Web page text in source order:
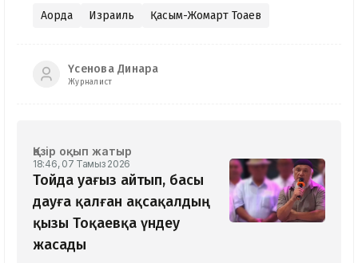
Ақорда Израиль Қасым-Жомарт Тоқаев
Үсенова Динара
Журналист
Қазір оқып жатыр
18:46, 07 Тамыз 2026
Тойда уағыз айтып, басы
дауға қалған ақсақалдың
қызы Тоқаевқа үндеу
жасады